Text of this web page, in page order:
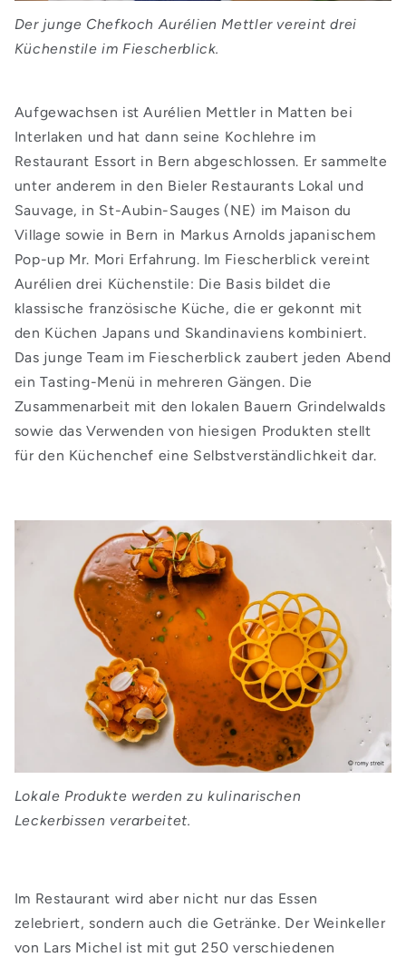
Der junge Chefkoch Aurélien Mettler vereint drei
Küchenstile im Fiescherblick.
Aufgewachsen ist Aurélien Mettler in Matten bei
Interlaken und hat dann seine Kochlehre im
Restaurant Essort in Bern abgeschlossen. Er sammelte
unter anderem in den Bieler Restaurants Lokal und
Sauvage, in St-Aubin-Sauges (NE) im Maison du
Village sowie in Bern in Markus Arnolds japanischem
Pop-up Mr. Mori Erfahrung. Im Fiescherblick vereint
Aurélien drei Küchenstile: Die Basis bildet die
klassische französische Küche, die er gekonnt mit
den Küchen Japans und Skandinaviens kombiniert.
Das junge Team im Fiescherblick zaubert jeden Abend
ein Tasting-Menü in mehreren Gängen. Die
Zusammenarbeit mit den lokalen Bauern Grindelwalds
sowie das Verwenden von hiesigen Produkten stellt
für den Küchenchef eine Selbstverständlichkeit dar.
Lokale Produkte werden zu kulinarischen
Leckerbissen verarbeitet.
Im Restaurant wird aber nicht nur das Essen
zelebriert, sondern auch die Getränke. Der Weinkeller
von Lars Michel ist mit gut 250 verschiedenen